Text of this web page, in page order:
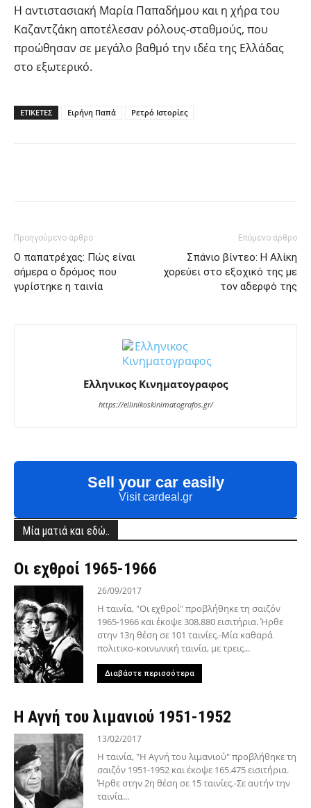
Η αντιστασιακή Μαρία Παπαδήμου και η χήρα του
Καζαντζάκη αποτέλεσαν ρόλους-σταθμούς, που
προώθησαν σε μεγάλο βαθμό την ιδέα της Ελλάδας
στο εξωτερικό.
ΕΤΙΚΕΤΕΣ Ειρήνη Παπά Ρετρό Ιστορίες
Προηγούμενο άρθρο
Ο παπατρέχας: Πώς είναι
σήμερα ο δρόμος που
γυρίστηκε η ταινία
Επόμενο άρθρο
Σπάνιο βίντεο: Η Αλίκη
χορεύει στο εξοχικό της με
τον αδερφό της
Ελληνικος Κινηματογραφος
https://ellinikoskinimatografos.gr/
Sell your car easily
Visit cardeal.gr
Μία ματιά και εδώ..
Οι εχθροί 1965-1966
26/09/2017
Η ταινία, "Οι εχθροί" προβλήθηκε τη σαιζόν
1965-1966 και έκοψε 308.880 εισιτήρια. Ήρθε
στην 13η θέση σε 101 ταινίες.-Μία καθαρά
πολιτικο-κοινωνική ταινία, με τρεις...
Διαβάστε περισσότερα
Η Αγνή του λιμανιού 1951-1952
13/02/2017
Η ταινία, "Η Αγνή του λιμανιού" προβλήθηκε τη
σαιζόν 1951-1952 και έκοψε 165.475 εισιτήρια.
Ήρθε στην 2η θέση σε 15 ταινίες.-Σε αυτήν την
ταινία...